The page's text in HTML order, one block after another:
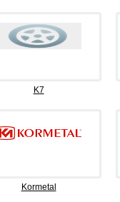
K7
Kormetal